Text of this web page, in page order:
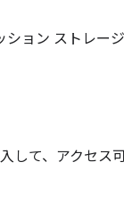
ョン ストレー
して、アクセス